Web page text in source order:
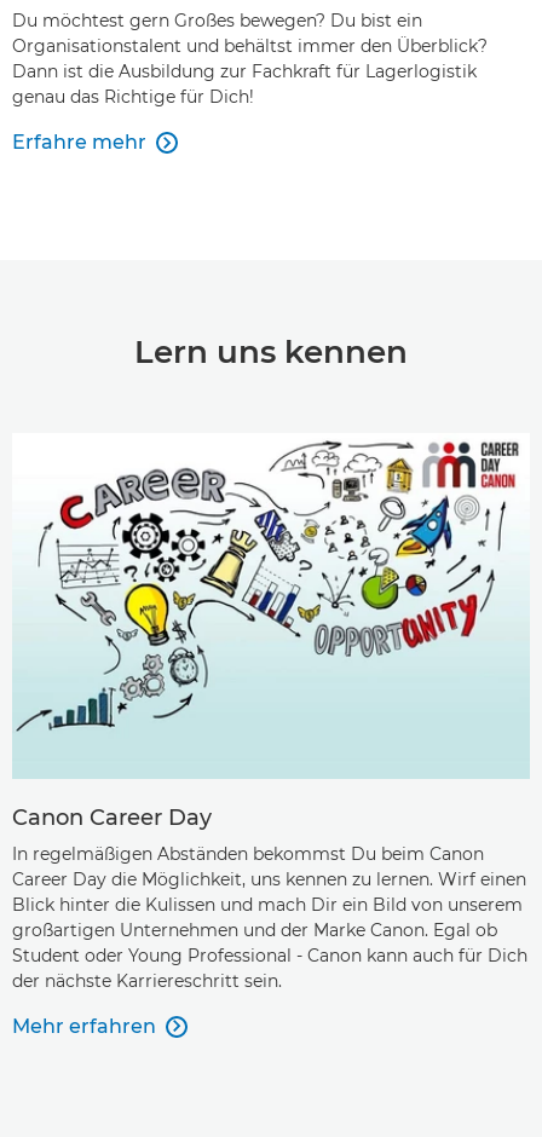
Du möchtest gern Großes bewegen? Du bist ein
Organisationstalent und behältst immer den Überblick?
Dann ist die Ausbildung zur Fachkraft für Lagerlogistik
genau das Richtige für Dich!
Erfahre mehr 
Lern uns kennen
Canon Career Day
In regelmäßigen Abständen bekommst Du beim Canon
Career Day die Möglichkeit, uns kennen zu lernen. Wirf einen
Blick hinter die Kulissen und mach Dir ein Bild von unserem
großartigen Unternehmen und der Marke Canon. Egal ob
Student oder Young Professional - Canon kann auch für Dich
der nächste Karriereschritt sein.
Mehr erfahren 